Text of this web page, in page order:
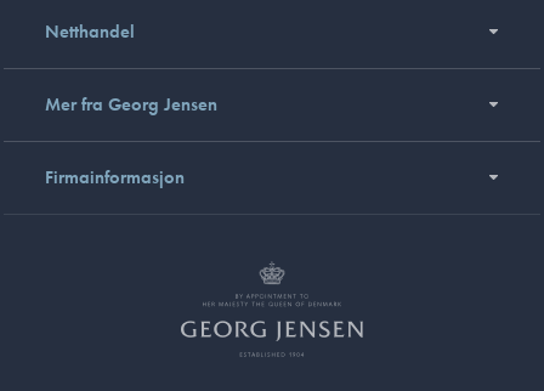
Netthandel
Mer fra Georg Jensen
Firmainformasjon